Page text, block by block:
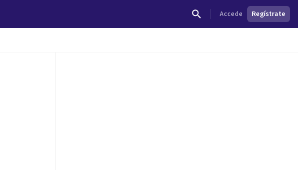
Accede Regístrate